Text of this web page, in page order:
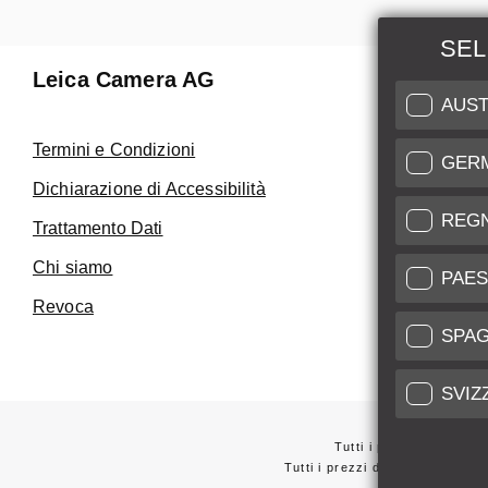
Leica Camera AG
Termini e Condizioni
Dichiarazione di Accessibilità
Trattamento Dati
Chi siamo
Revoca
Fai uso
Care
Assistenza
Service
Tutti i prezzi dei
Tutti i prezzi dei fornitori con